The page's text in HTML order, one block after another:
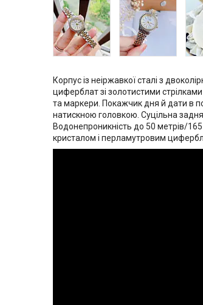
Корпус із неіржавкої сталі з
циферблат зі золотистими
та маркери. Покажчик дня й дати в
натискною головкою. Суцільна
Водонепроникність до 50 метрів/
кристалом і перламутровим